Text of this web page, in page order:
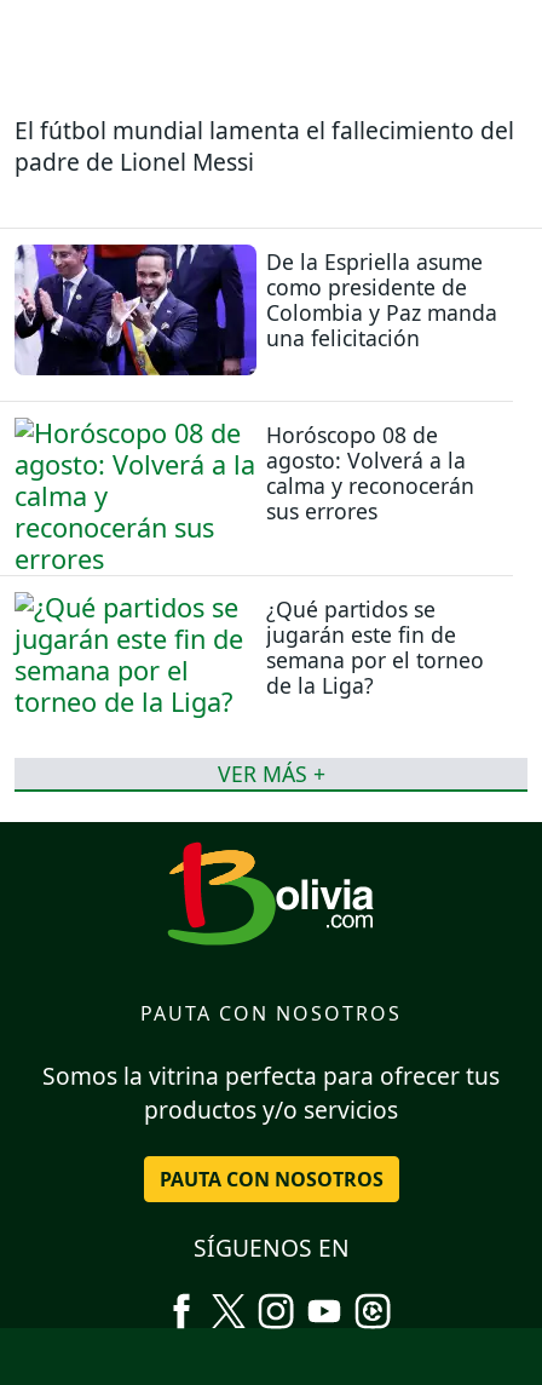
El fútbol mundial lamenta el fallecimiento del
padre de Lionel Messi
De la Espriella asume
como presidente de
Colombia y Paz manda
una felicitación
Horóscopo 08 de
agosto: Volverá a la
calma y reconocerán
sus errores
¿Qué partidos se
jugarán este fin de
semana por el torneo
de la Liga?
VER MÁS +
PAUTA CON NOSOTROS
Somos la vitrina perfecta para ofrecer tus
productos y/o servicios
PAUTA CON NOSOTROS
SÍGUENOS EN